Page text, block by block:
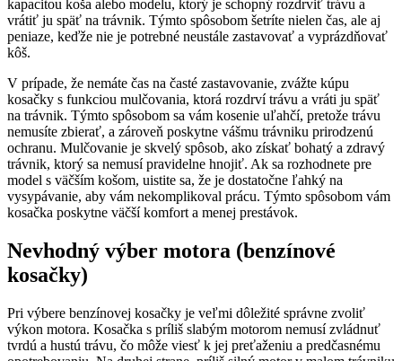
kapacitou koša alebo modelu, ktorý je schopný rozdrviť trávu a
vrátiť ju späť na trávnik. Týmto spôsobom šetríte nielen čas, ale aj
peniaze, keďže nie je potrebné neustále zastavovať a vyprázdňovať
kôš.
V prípade, že nemáte čas na časté zastavovanie, zvážte kúpu
kosačky s funkciou mulčovania, ktorá rozdrví trávu a vráti ju späť
na trávnik. Týmto spôsobom sa vám kosenie uľahčí, pretože trávu
nemusíte zbierať, a zároveň poskytne vášmu trávniku prirodzenú
ochranu. Mulčovanie je skvelý spôsob, ako získať bohatý a zdravý
trávnik, ktorý sa nemusí pravidelne hnojiť. Ak sa rozhodnete pre
model s väčším košom, uistite sa, že je dostatočne ľahký na
vysypávanie, aby vám nekomplikoval prácu. Týmto spôsobom vám
kosačka poskytne väčší komfort a menej prestávok.
Nevhodný výber motora (benzínové
kosačky)
Pri výbere benzínovej kosačky je veľmi dôležité správne zvoliť
výkon motora. Kosačka s príliš slabým motorom nemusí zvládnuť
tvrdú a hustú trávu, čo môže viesť k jej preťaženiu a predčasnému